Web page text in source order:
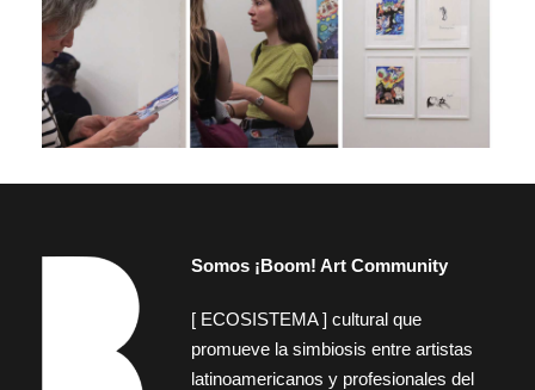
Somos ¡Boom! Art Community
[ ECOSISTEMA ] cultural que
promueve la simbiosis entre artistas
latinoamericanos y profesionales del